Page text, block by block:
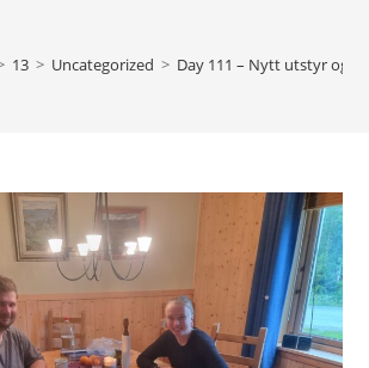
13 > Uncategorized > Day 111 – Nytt utstyr og